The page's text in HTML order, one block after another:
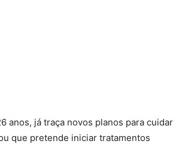
anos, já traça novos planos para
que pretende iniciar tratamentos